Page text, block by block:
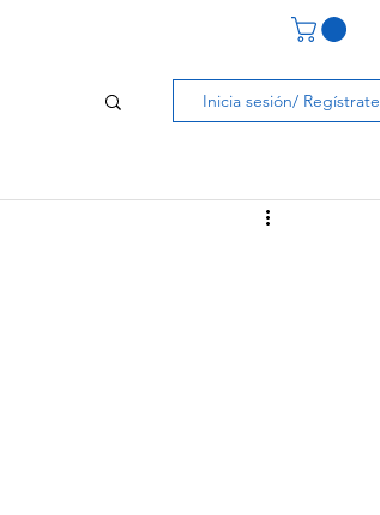
Inicia sesión/ Regístrate